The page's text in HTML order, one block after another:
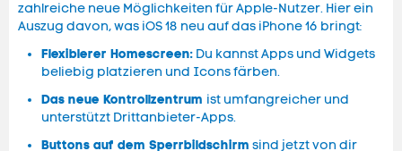
zahlreiche neue Möglichkeiten für Apple-Nutzer. Hier ein
Auszug davon, was iOS 18 neu auf das iPhone 16 bringt:
Flexiblerer Homescreen: Du kannst Apps und Widgets
beliebig platzieren und Icons färben.
Das neue Kontrollzentrum ist umfangreicher und
unterstützt Drittanbieter-Apps.
Buttons auf dem Sperrbildschirm sind jetzt von dir